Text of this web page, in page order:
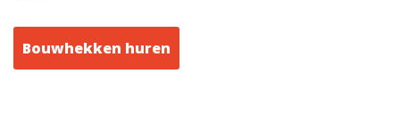
Bouwhekken huren